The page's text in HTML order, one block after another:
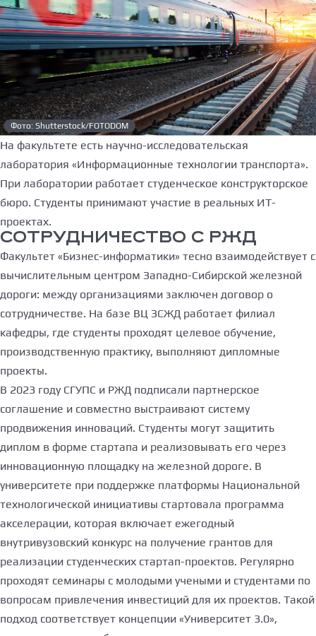
Фото: Shutterstock/FOTODOM
На факультете есть научно-исследовательская
лаборатория «Информационные технологии транспорта».
При лаборатории работает студенческое конструкторское
бюро. Студенты принимают участие в реальных ИТ-
проектах.
СОТРУДНИЧЕСТВО С РЖД
Факультет «Бизнес-информатики» тесно взаимодействует с
вычислительным центром Западно-Сибирской железной
дороги: между организациями заключен договор о
сотрудничестве. На базе ВЦ ЗСЖД работает филиал
кафедры, где студенты проходят целевое обучение,
производственную практику, выполняют дипломные
проекты.
В 2023 году СГУПС и РЖД подписали партнерское
соглашение и совместно выстраивают систему
продвижения инноваций. Студенты могут защитить
диплом в форме стартапа и реализовывать его через
инновационную площадку на железной дороге. В
университете при поддержке платформы Национальной
технологической инициативы стартовала программа
акселерации, которая включает ежегодный
внутривузовский конкурс на получение грантов для
реализации студенческих стартап-проектов. Регулярно
проходят семинары с молодыми учеными и студентами по
вопросам привлечения инвестиций для их проектов. Такой
подход соответствует концепции «Университет 3.0»,